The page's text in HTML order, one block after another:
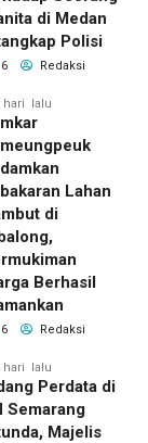
di Medan
Polisi
6 Redaksi
hari lalu
Lahan
di
Berhasil
6 Redaksi
hari lalu
Perdata di
Semarang
Majelis